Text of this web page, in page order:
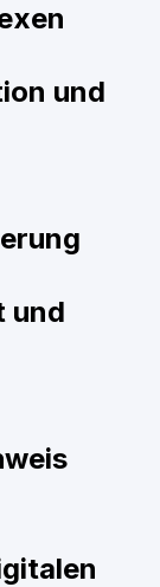
und
und